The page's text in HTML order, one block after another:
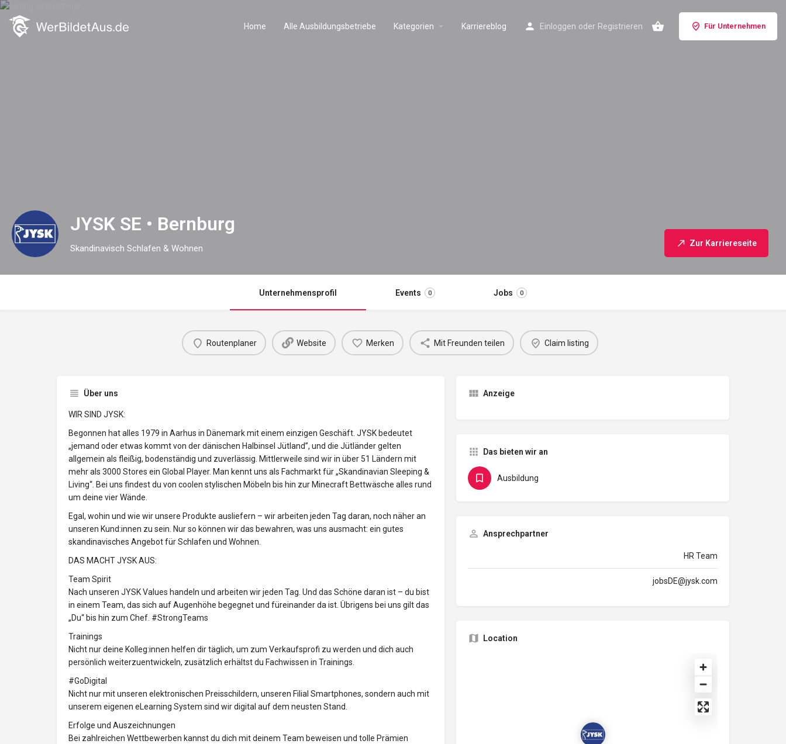
Home Alle Ausbildungsbetriebe Kategorien Karriereblog Einloggen oder Registrieren Für Unternehmen
JYSK SE • Bernburg
Skandinavisch Schlafen & Wohnen Zur Karriereseite
Unternehmensprofil Events 0 Jobs 0
Routenplaner Website Merken Mit Freunden teilen Claim listing
Über uns
WIR SIND JYSK:
Begonnen hat alles 1979 in Aarhus in Dänemark mit einem einzigen Geschäft. JYSK bedeutet
„jemand oder etwas kommt von der dänischen Halbinsel Jütland”, und die Jütländer gelten
allgemein als fleißig, bodenständig und zuverlässig. Mittlerweile sind wir in über 51 Ländern mit
mehr als 3000 Stores ein Global Player. Man kennt uns als Fachmarkt für „Skandinavian Sleeping &
Living“. Bei uns findest du von coolen stylischen Möbeln bis hin zur Minecraft Bettwäsche alles rund
um deine vier Wände.
Egal, wohin und wie wir unsere Produkte ausliefern – wir arbeiten jeden Tag daran, noch näher an
unseren Kund:innen zu sein. Nur so können wir das bewahren, was uns ausmacht: ein gutes
skandinavisches Angebot für Schlafen und Wohnen.
DAS MACHT JYSK AUS:
Team Spirit
Nach unseren JYSK Values handeln und arbeiten wir jeden Tag. Und das Schöne daran ist – du bist
in einem Team, das sich auf Augenhöhe begegnet und füreinander da ist. Übrigens bei uns gilt das
„Du“ bis hin zum Chef. #StrongTeams
Trainings
Nicht nur deine Kolleg:innen helfen dir täglich, um zum Verkaufsprofi zu werden und dich auch
persönlich weiterzuentwickeln, zusätzlich erhältst du Fachwissen in Trainings.
#GoDigital
Nicht nur mit unseren elektronischen Preisschildern, unseren Filial Smartphones, sondern auch mit
unserem eigenen eLearning System sind wir digital auf dem neusten Stand.
Erfolge und Auszeichnungen
Bei zahlreichen Wettbewerben kannst du dich mit deinem Team beweisen und tolle Prämien
Anzeige
Das bieten wir an
Ausbildung
Ansprechpartner
HR Team
jobsDE@jysk.com
Location